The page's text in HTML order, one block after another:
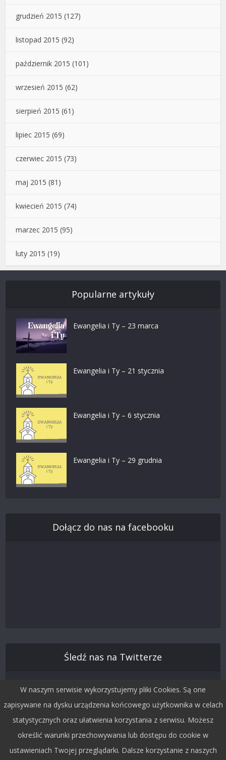
grudzień 2015 (127)
listopad 2015 (92)
październik 2015 (101)
wrzesień 2015 (62)
sierpień 2015 (61)
lipiec 2015 (69)
czerwiec 2015 (73)
maj 2015 (81)
kwiecień 2015 (74)
marzec 2015 (95)
luty 2015 (19)
Popularne artykuły
Ewangelia i Ty – 23 marca
Ewangelia i Ty – 21 stycznia
Ewangelia i Ty – 6 stycznia
Ewangelia i Ty – 29 grudnia
Dołącz do nas na facebooku
Śledź nas na Twitterze
W naszym serwisie wykorzystujemy pliki Cookies. Są one
zapisywane na dysku urządzenia końcowego użytkownika w celach
statystycznych oraz ułatwienia korzystania z serwisu. Możesz
określić warunki przechowywania lub dostępu do cookie w
ustawieniach Twojej przeglądarki. Dalsze korzystanie z naszych